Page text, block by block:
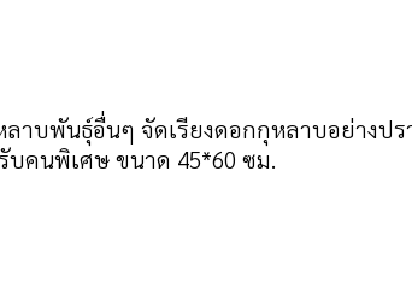
บพันธุ์อื่นๆ จัดเรียงดอกกุหลาบอย่างป
คนพิเศษ ขนาด 45*60 ซม.